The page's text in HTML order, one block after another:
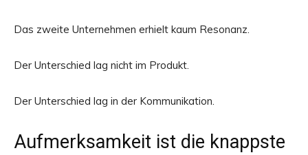
Das zweite Unternehmen erhielt kaum Resonanz.
Der Unterschied lag nicht im Produkt.
Der Unterschied lag in der Kommunikation.
Aufmerksamkeit ist die knappste